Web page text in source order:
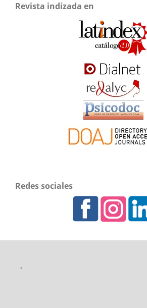
Revista indizada en
Redes sociales
-